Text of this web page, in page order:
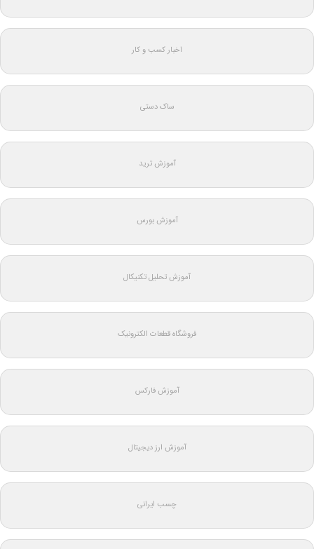
اخبار کسب و کار
ساک دستی
آموزش ترید
آموزش بورس
آموزش تحلیل تکنیکال
فروشگاه قطعات الکترونیک
آموزش فارکس
آموزش ارز دیجیتال
چسب ایرانی